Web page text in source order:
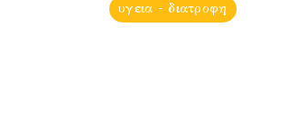
υγεια - διατροφη